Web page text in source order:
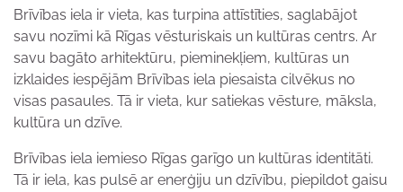
Brīvības iela ir vieta, kas turpina attīstīties, saglabājot
savu nozīmi kā Rīgas vēsturiskais un kultūras centrs. Ar
savu bagāto arhitektūru, pieminekļiem, kultūras un
izklaides iespējām Brīvības iela piesaista cilvēkus no
visas pasaules. Tā ir vieta, kur satiekas vēsture, māksla,
kultūra un dzīve.
Brīvības iela iemieso Rīgas garīgo un kultūras identitāti.
Tā ir iela, kas pulsē ar enerģiju un dzīvību, piepildot gaisu